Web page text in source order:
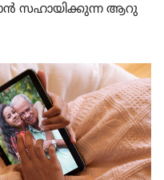
സഹായി​ക്കു​ന്ന ആറു